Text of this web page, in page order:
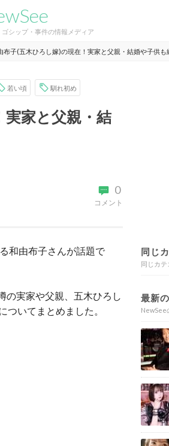
シップ・事件の情報メディア
布子(五木ひろし嫁)の現在！実家と父親・結婚や子供も
若い頃 馴れ初め
実家と父親・結
0
コメント
和由布子さんが話題で
の実家や父親、五木ひろし
いてまとめました。
同じ
同じカテ
最新
NewSee